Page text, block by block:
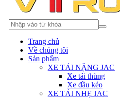
Trang chủ
Về chúng tôi
Sản phẩm
XE TẢI NẶNG JAC
Xe tải thùng
Xe đầu kéo
XE TẢI NHẸ JAC